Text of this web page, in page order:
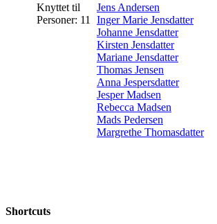
Knyttet til
Personer: 11
Jens Andersen
Inger Marie Jensdatter
Johanne Jensdatter
Kirsten Jensdatter
Mariane Jensdatter
Thomas Jensen
Anna Jespersdatter
Jesper Madsen
Rebecca Madsen
Mads Pedersen
Margrethe Thomasdatter
Shortcuts